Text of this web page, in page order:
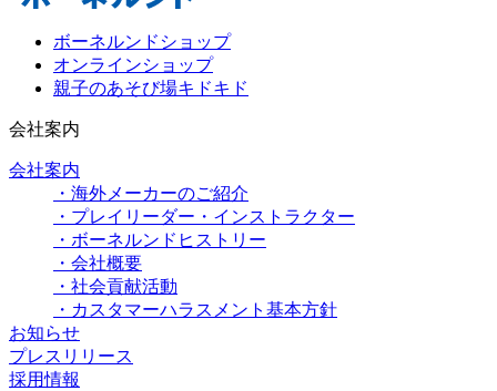
ボーネルンドショップ
オンラインショップ
親子のあそび場キドキド
会社案内
会社案内
・海外メーカーのご紹介
・プレイリーダー・インストラクター
・ボーネルンドヒストリー
・会社概要
・社会貢献活動
・カスタマーハラスメント基本方針
お知らせ
プレスリリース
採用情報